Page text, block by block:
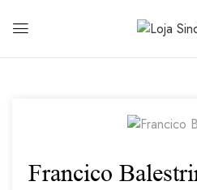
Francico